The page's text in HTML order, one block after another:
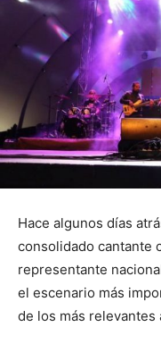
Hace algunos días
consolidado cantante
representante
el escenario más
de los más